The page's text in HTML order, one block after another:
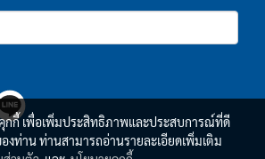
กกี้ เพื่อเพิ่มประสิทธิภาพและประสบการณ์ที่ดี
องท่าน ท่านสามารถอ่านรายละเอียดเพิ่มเติม